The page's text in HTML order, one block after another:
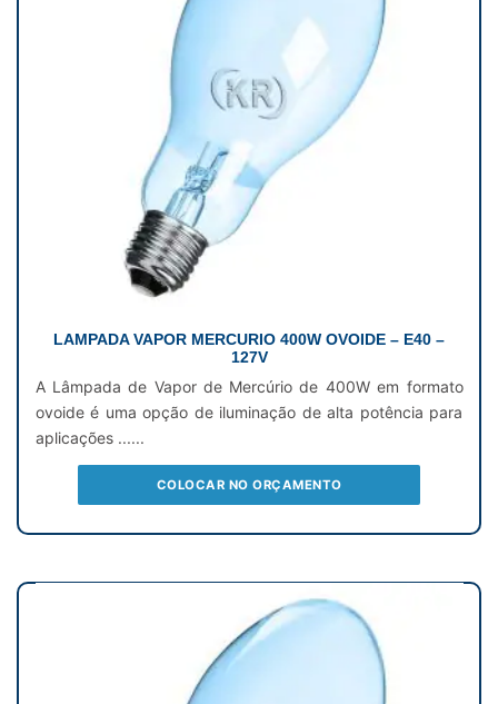
LAMPADA VAPOR MERCURIO 400W OVOIDE – E40 –
127V
A Lâmpada de Vapor de Mercúrio de 400W em formato
ovoide é uma opção de iluminação de alta potência para
aplicações ......
COLOCAR NO ORÇAMENTO